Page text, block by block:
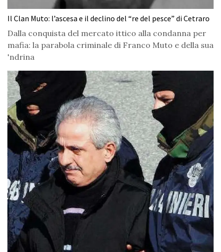
Il Clan Muto: l’ascesa e il declino del “re del pesce” di Cetraro
Dalla conquista del mercato ittico alla condanna per
mafia: la parabola criminale di Franco Muto e della sua
'ndrina